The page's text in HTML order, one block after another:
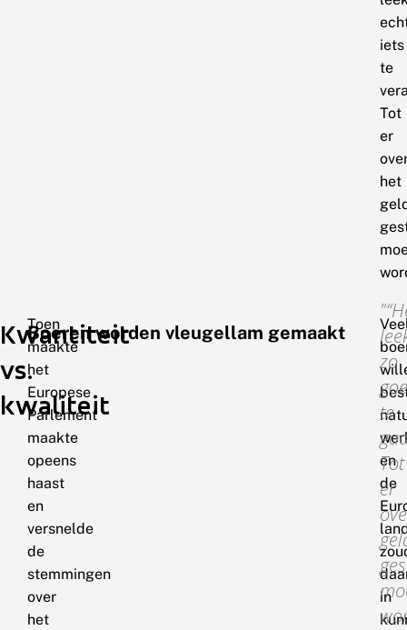
iets
te
Tot
er
het
Kwantiteit
vs.
kwaliteit
Toen
maakte
het
Europese
Parlement
maakte
opeens
haast
en
versnelde
de
stemmingen
over
het
Boeren worden vleugellam gemaakt
en
de
in
zo
te
Tot
er